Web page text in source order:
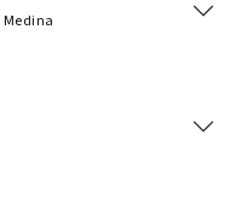
Medina